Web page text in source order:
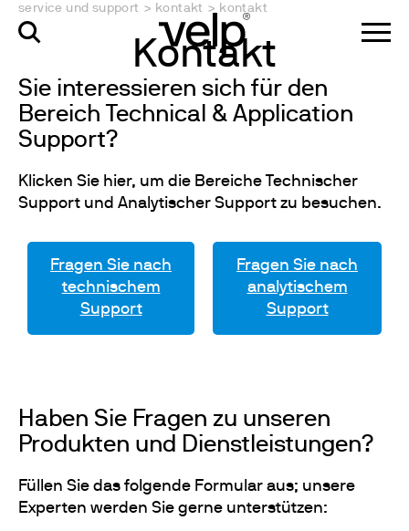
service und support > kontakt > kontakt
Kontakt
Sie interessieren sich für den
Bereich Technical & Application
Support?
Klicken Sie hier, um die Bereiche Technischer
Support und Analytischer Support zu besuchen.
Fragen Sie nach
technischem
Support
Fragen Sie nach
analytischem
Support
Haben Sie Fragen zu unseren
Produkten und Dienstleistungen?
Füllen Sie das folgende Formular aus; unsere
Experten werden Sie gerne unterstützen: